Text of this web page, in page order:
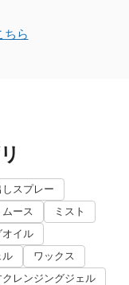
ちら
スプレー
ース
ミスト
オイル
ル
ワックス
レンジングジェル